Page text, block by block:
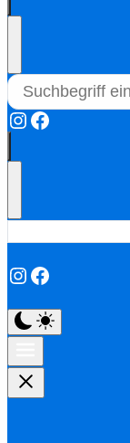
Instagram
Facebook
Instagram
Facebook